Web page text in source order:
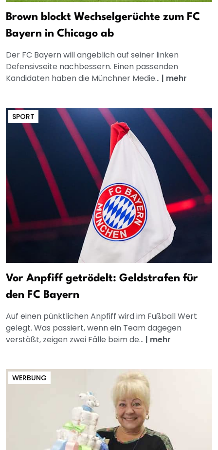
Brown blockt Wechselgerüchte zum FC
Bayern in Chicago ab
Der FC Bayern will angeblich auf seiner linken
Defensivseite nachbessern. Einen passenden
Kandidaten haben die Münchner Medie... | mehr
SPORT
Vor Anpfiff getrödelt: Geldstrafen für
den FC Bayern
Auf einen pünktlichen Anpfiff wird im Fußball Wert
gelegt. Was passiert, wenn ein Team dagegen
verstößt, zeigen zwei Fälle beim de... | mehr
WERBUNG